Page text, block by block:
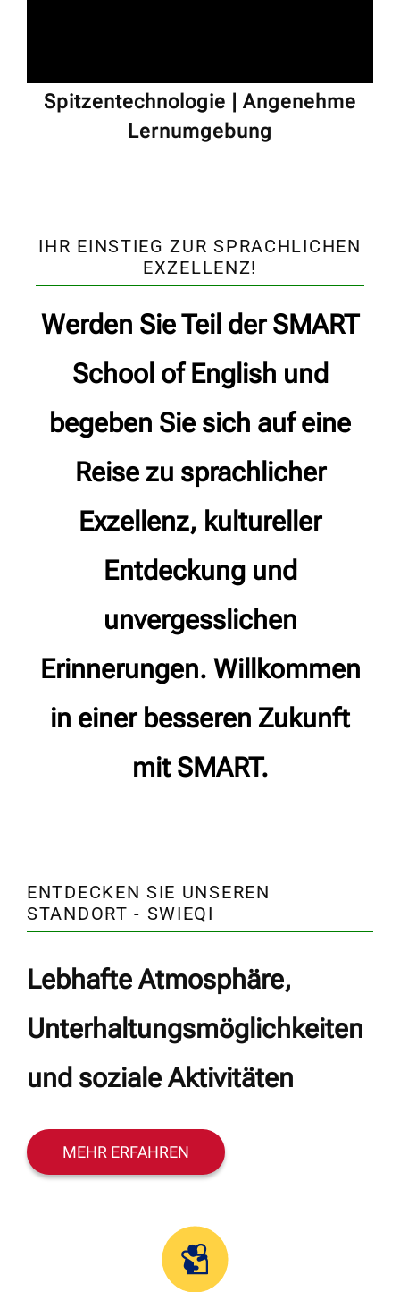
Spitzentechnologie | Angenehme
Lernumgebung
IHR EINSTIEG ZUR SPRACHLICHEN
EXZELLENZ!
Werden Sie Teil der SMART
School of English und
begeben Sie sich auf eine
Reise zu sprachlicher
Exzellenz, kultureller
Entdeckung und
unvergesslichen
Erinnerungen. Willkommen
in einer besseren Zukunft
mit SMART.
ENTDECKEN SIE UNSEREN
STANDORT - SWIEQI
Lebhafte Atmosphäre,
Unterhaltungsmöglichkeiten
und soziale Aktivitäten
MEHR ERFAHREN